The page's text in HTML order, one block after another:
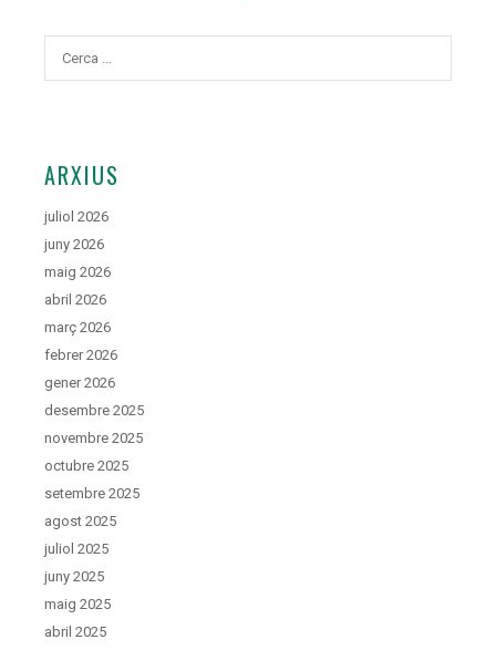
ARXIUS
juliol 2026
juny 2026
maig 2026
abril 2026
març 2026
febrer 2026
gener 2026
desembre 2025
novembre 2025
octubre 2025
setembre 2025
agost 2025
juliol 2025
juny 2025
maig 2025
abril 2025